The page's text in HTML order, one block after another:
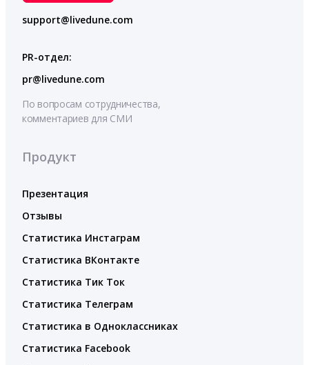
support@livedune.com
PR-отдел:
pr@livedune.com
По вопросам сотрудничества,
комментариев для СМИ
Продукт
Презентация
Отзывы
Статистика Инстаграм
Статистика ВКонтакте
Статистика Тик Ток
Статистика Телеграм
Статистика в Одноклассниках
Статистика Facebook